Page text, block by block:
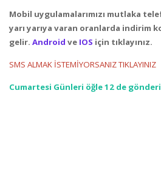
Mobil uygulamalarımızı mutlaka
yarı yarıya varan oranlarda indirim
gelir. Android ve IOS için tıklayınız.
SMS ALMAK İSTEMİYORSANIZ TIKLAYINIZ
Cumartesi Günleri öğle 12 de